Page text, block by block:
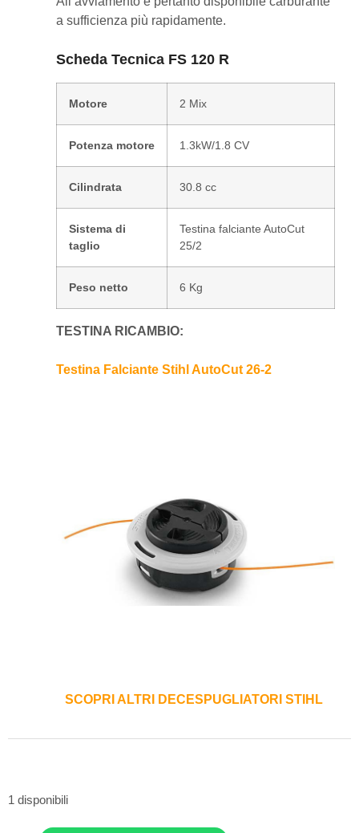
a sufficienza più rapidamente.
Scheda Tecnica FS 120 R
Motore 2 Mix
Potenza motore 1.3kW/1.8 CV
Cilindrata 30.8 cc
Sistema di
taglio
Testina falciante AutoCut
25/2
Peso netto 6 Kg
TESTINA RICAMBIO:
Testina Falciante Stihl AutoCut 26-2
SCOPRI ALTRI DECESPUGLIATORI STIHL
1 disponibili